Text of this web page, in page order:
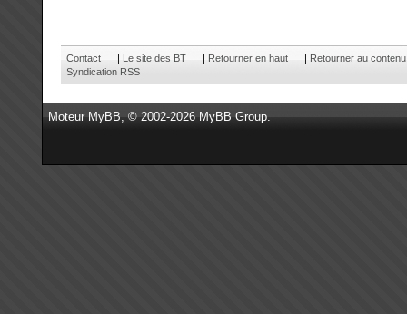
Contact | Le site des BT | Retourner en haut | Retourner au contenu
Syndication RSS
MoteurMyBB, © 2002-2026MyBB Group.